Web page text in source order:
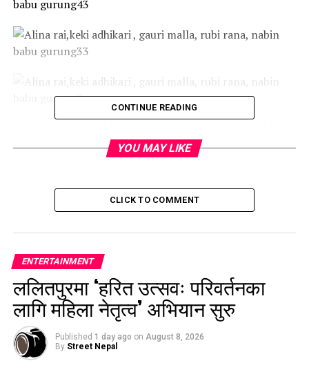
CONTINUE READING
YOU MAY LIKE
CLICK TO COMMENT
ENTERTAINMENT
ललितपुरमा ‘हरित उत्सवः परिवर्तनका
लागि महिला नेतृत्व’ अभियान सुरु
Published 1 day ago on August 8, 2026
By Street Nepal